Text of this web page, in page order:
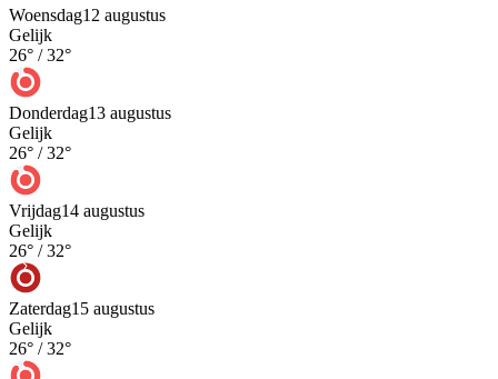
Woensdag12 augustus
Gelijk
26° /32°
Donderdag13 augustus
Gelijk
26° /32°
Vrijdag14 augustus
Gelijk
26° /32°
Zaterdag15 augustus
Gelijk
26° /32°